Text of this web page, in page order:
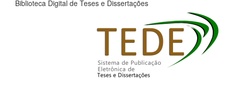
Biblioteca Digital de Teses e Dissertações